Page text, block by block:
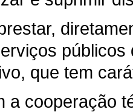
que tem
a cooperação